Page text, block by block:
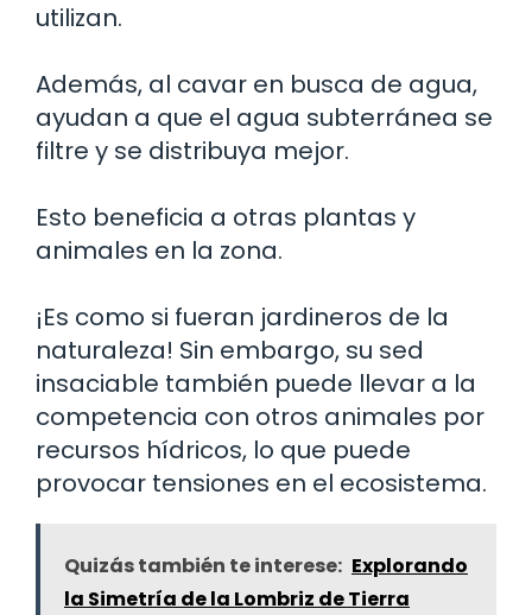
utilizan.
Además, al cavar en busca de agua,
ayudan a que el agua subterránea se
filtre y se distribuya mejor.
Esto beneficia a otras plantas y
animales en la zona.
¡Es como si fueran jardineros de la
naturaleza! Sin embargo, su sed
insaciable también puede llevar a la
competencia con otros animales por
recursos hídricos, lo que puede
provocar tensiones en el ecosistema.
Quizás también te interese: Explorando
la Simetría de la Lombriz de Tierra